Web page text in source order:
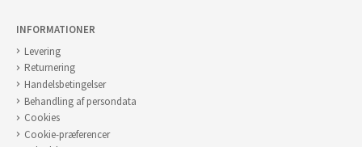
INFORMATIONER
Levering
Returnering
Handelsbetingelser
Behandling af persondata
Cookies
Cookie-præferencer